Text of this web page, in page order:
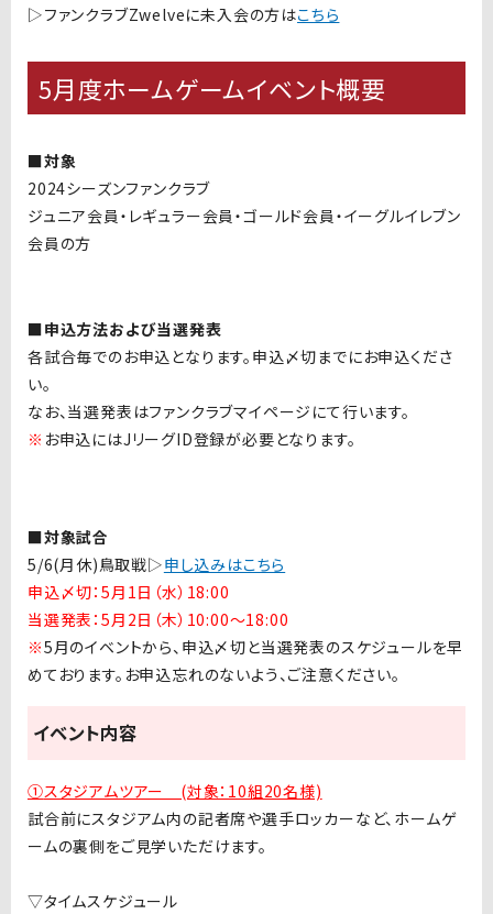
▷ファンクラブZwelveに未入会の方はこちら
5月度ホームゲームイベント概要
■対象
2024シーズンファンクラブ
ジュニア会員・レギュラー会員・ゴールド会員・イーグルイレブン
会員の方
■申込方法および当選発表
各試合毎でのお申込となります。申込〆切までにお申込くださ
い。
なお、当選発表はファンクラブマイページにて行います。
※ お申込にはJ リーグID登録が必要となります。
■対象試合
5/6(月休)鳥取戦▷申し込みはこちら
申込〆切：5月1日（水）18:00
当選発表：5月2日（木）10:00〜18:00
※5月のイベントから、申込〆切と当選発表のスケジュールを早
めております。お申込忘れのないよう、ご注意ください。
イベント内容
①スタジアムツアー (対象：10組20名様)
試合前にスタジアム内の記者席や選手ロッカーなど、ホームゲ
ームの裏側をご見学いただけます。
▽タイムスケジュール